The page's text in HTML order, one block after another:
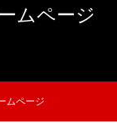
ムページ
ムページ